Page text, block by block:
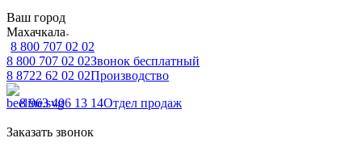
Ваш город
Махачкала
8 800 707 02 02
8 800 707 02 02Звонок бесплатный
8 8722 62 02 02Производство
8 963 406 13 14Отдел продаж
Заказать звонок